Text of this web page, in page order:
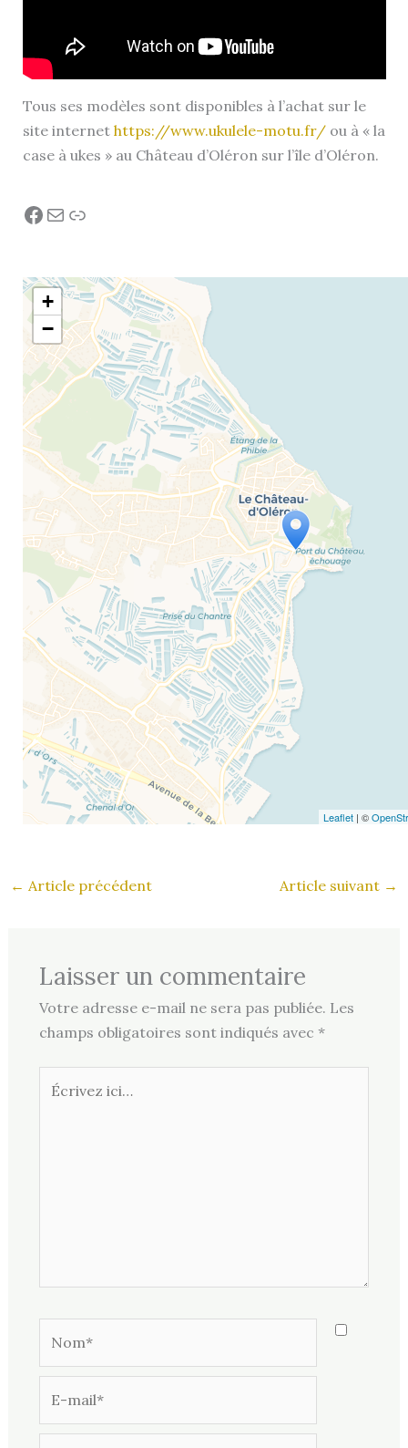
Tous ses modèles sont disponibles à l’achat sur le
site internet https://www.ukulele-motu.fr/ou à « la
case à ukes » au Château d’Oléron sur l’île d’Oléron.
Facebook
E-mail
Lien
Travelers' Map is loading...
If you see this after your page is loaded
leafletJS files are missing.
+
−
Leaflet| ©
← Article précédent Article suivant →
Laisser un commentaire
Votre adresse e-mail ne sera pas publiée. Les
champs obligatoires sont indiqués avec *
ici…
mail*